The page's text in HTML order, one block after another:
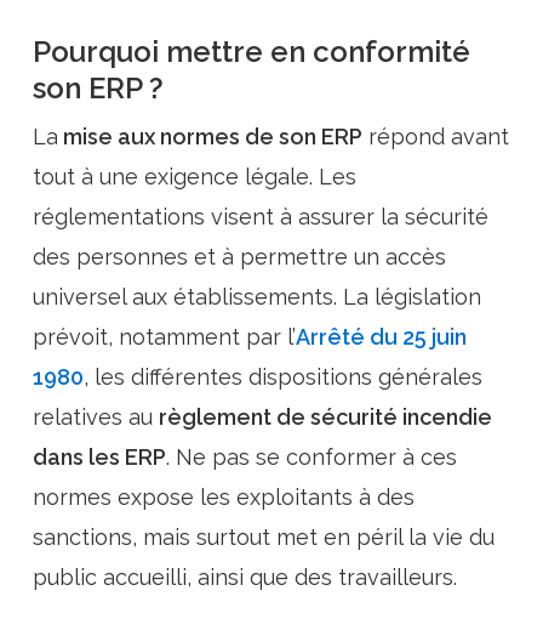
Pourquoi mettre en conformité
son ERP ?
La mise aux normes de son ERP répond avant
tout à une exigence légale. Les
réglementations visent à assurer la sécurité
des personnes et à permettre un accès
universel aux établissements. La législation
prévoit, notamment par l’Arrêté du 25 juin
1980, les différentes dispositions générales
relatives au règlement de sécurité incendie
dans les ERP. Ne pas se conformer à ces
normes expose les exploitants à des
sanctions, mais surtout met en péril la vie du
public accueilli, ainsi que des travailleurs.